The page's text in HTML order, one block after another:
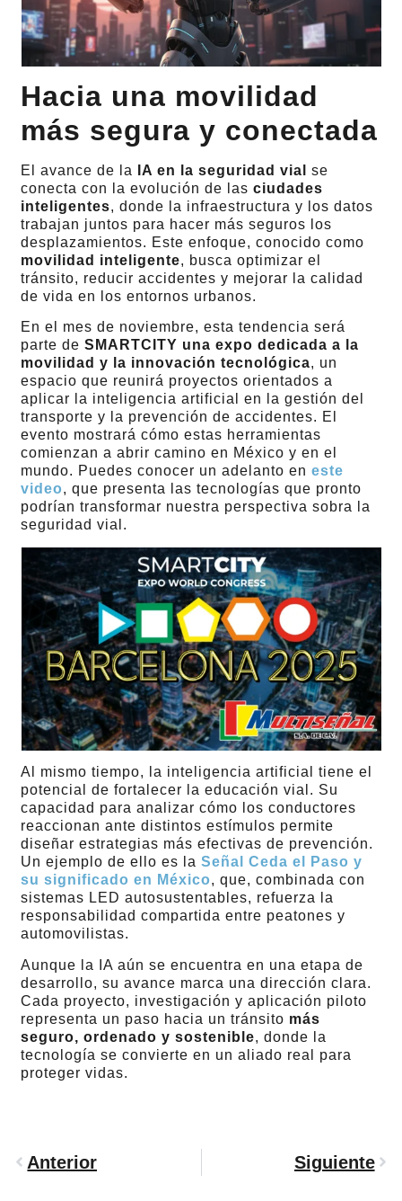
Hacia una movilidad
más segura y conectada
El avance de la IA en la seguridad vial
se
conecta con la evolución de lasciudades
inteligentes, donde la infraestructura y los datos
trabajan juntos para hacer más seguros los
desplazamientos. Este enfoque, conocido como
movilidad inteligente, busca optimizar el
tránsito, reducir accidentes y mejorar la calidad
de vida en los entornos urbanos.
En el mes de noviembre, esta tendencia será
parte deSMARTCITY una expo dedicada a la
movilidad y la innovación tecnológica, un
espacio que reunirá proyectos orientados a
aplicar la inteligencia artificial en la gestión del
transporte y la prevención de accidentes. El
evento mostrará cómo estas herramientas
comienzan a abrir camino en México y en el
mundo. Puedes conocer un adelanto eneste
video, que presenta las tecnologías que pronto
podrían transformar nuestra perspectiva sobra la
seguridad vial.
Al mismo tiempo, la inteligencia artificial tiene el
potencial de fortalecer la educación vial. Su
capacidad para analizar cómo los conductores
reaccionan ante distintos estímulos permite
diseñar estrategias más efectivas de prevención.
Un ejemplo de ello es laSeñal Ceda el Paso y
su significado en México, que, combinada con
sistemas LED autosustentables, refuerza la
responsabilidad compartida entre peatones y
automovilistas.
Aunque la IA aún se encuentra en una etapa de
desarrollo, su avance marca una dirección clara.
Cada proyecto, investigación y aplicación piloto
representa un paso hacia un tránsito más
seguro, ordenado y sostenible, donde la
tecnología se convierte en un aliado real para
proteger vidas.
Anterior Siguiente